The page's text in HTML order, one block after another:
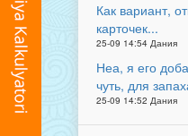
Как вариант,
карточек...
25-09 14:54 Дания
Неа, я его
чуть, для
25-09 14:52 Дания